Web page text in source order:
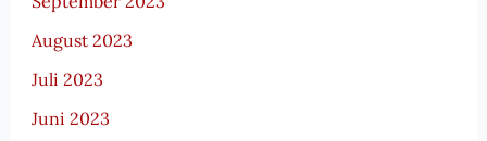
August 2023
Juli 2023
Juni 2023